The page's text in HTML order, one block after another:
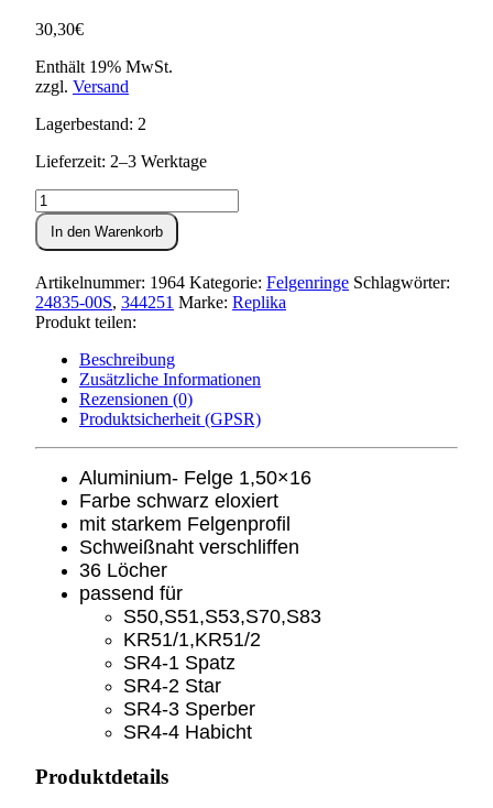
30,30€
Enthält 19% MwSt.
zzgl. Versand
Lagerbestand: 2
Lieferzeit: 2–3 Werktage
Felge
1,5
x
16
Aluminium,
schwarz
eloxiert
In den Warenkorb
Artikelnummer: 1964 Kategorie: Felgenringe Schlagwörter:
24835-00S, 344251 Marke: Replika
Produkt teilen:
Beschreibung
Zusätzliche Informationen
Rezensionen (0)
Produktsicherheit (GPSR)
Aluminium- Felge 1,50×16
Farbe schwarz eloxiert
mit starkem Felgenprofil
Schweißnaht verschliffen
36 Löcher
passend für
S50,S51,S53,S70,S83
KR51/1,KR51/2
SR4-1 Spatz
SR4-2 Star
SR4-3 Sperber
SR4-4 Habicht
Produktdetails